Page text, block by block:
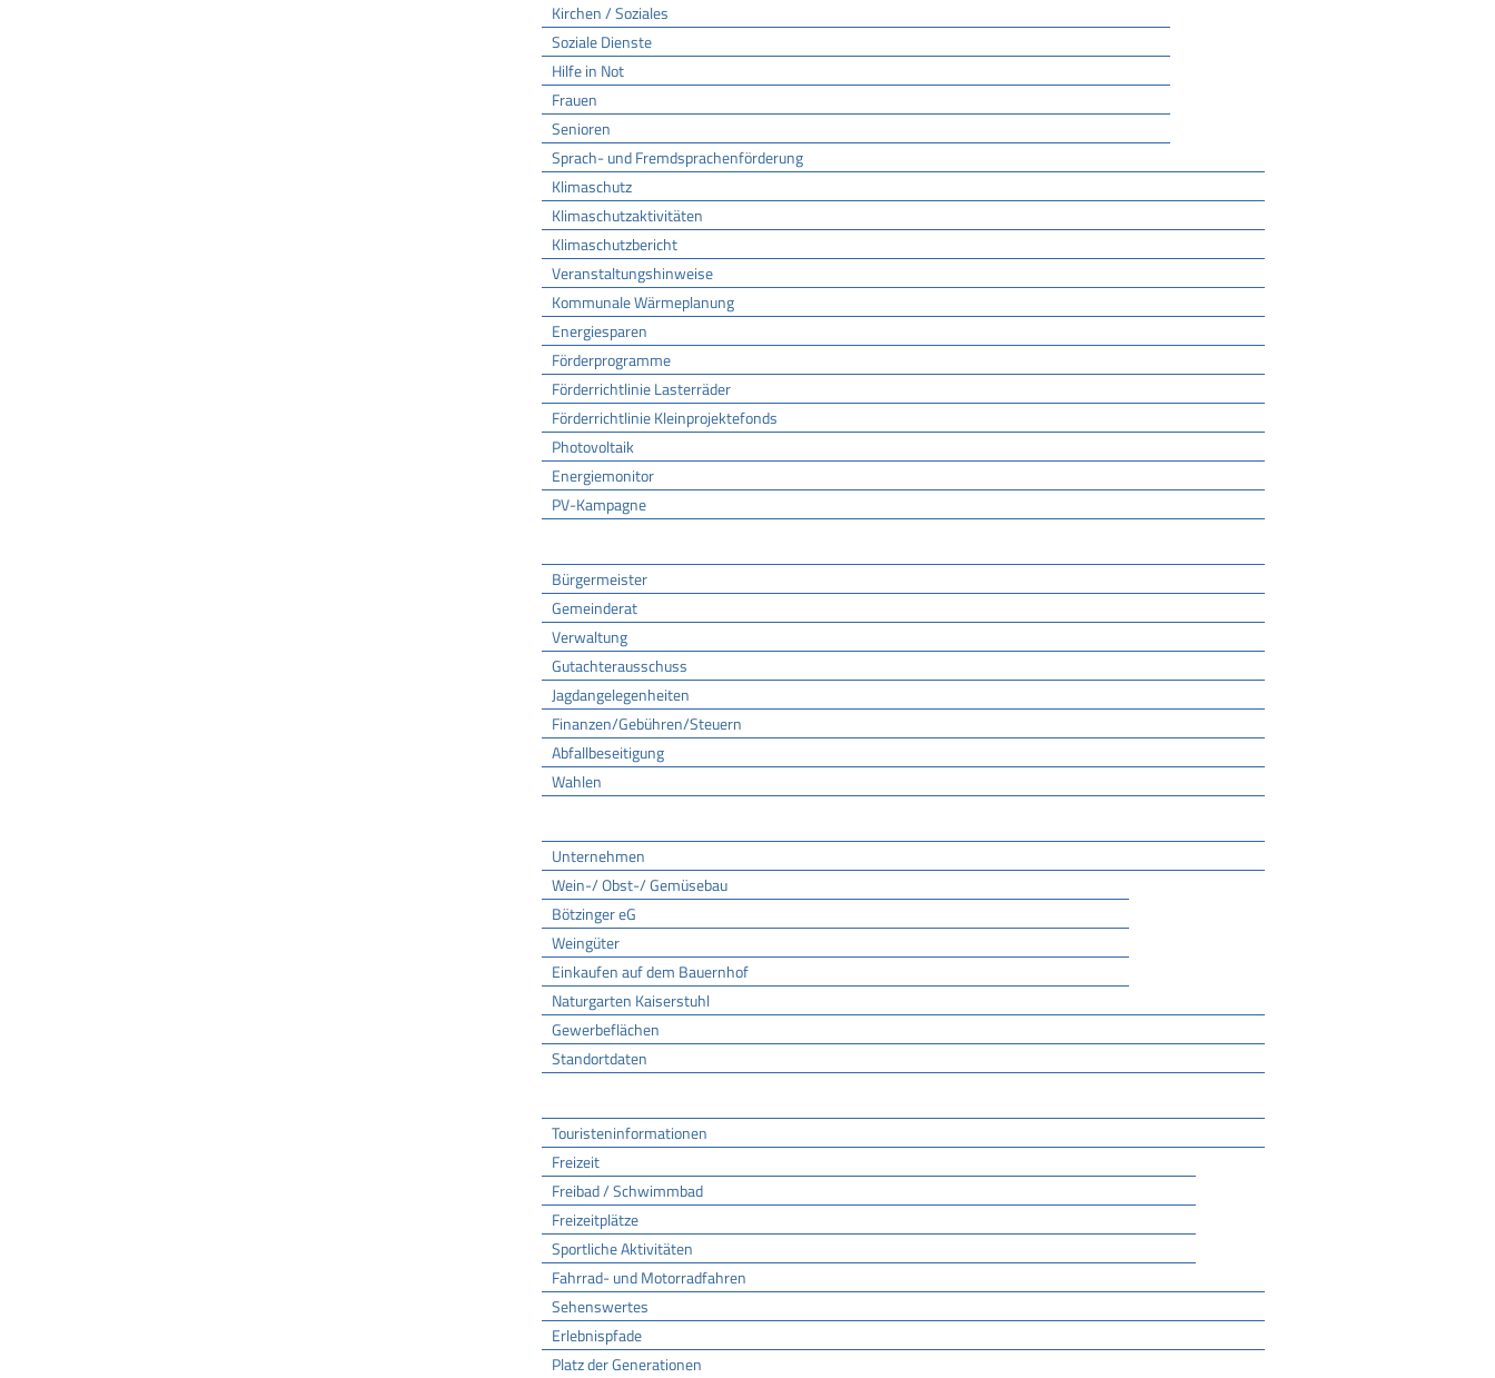
Kirchen / Soziales
Soziale Dienste
Hilfe in Not
Frauen
Senioren
Sprach- und Fremdsprachenförderung
Klimaschutz
Klimaschutzaktivitäten
Klimaschutzbericht
Veranstaltungshinweise
Kommunale Wärmeplanung
Energiesparen
Förderprogramme
Förderrichtlinie Lasterräder
Förderrichtlinie Kleinprojektefonds
Photovoltaik
Energiemonitor
PV-Kampagne
Bürgermeister
Gemeinderat
Verwaltung
Gutachterausschuss
Jagdangelegenheiten
Finanzen/Gebühren/Steuern
Abfallbeseitigung
Wahlen
Unternehmen
Wein-/ Obst-/ Gemüsebau
Bötzinger eG
Weingüter
Einkaufen auf dem Bauernhof
Naturgarten Kaiserstuhl
Gewerbeflächen
Standortdaten
Touristeninformationen
Freizeit
Freibad / Schwimmbad
Freizeitplätze
Sportliche Aktivitäten
Fahrrad- und Motorradfahren
Sehenswertes
Erlebnispfade
Platz der Generationen